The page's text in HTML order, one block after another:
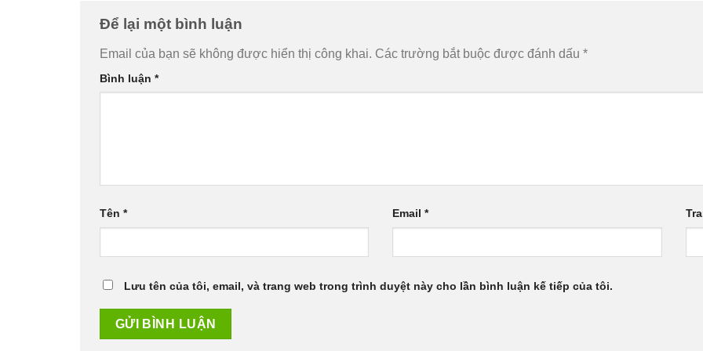
Để lại một bình luận
Email của bạn sẽ không được hiển thị công khai. Các trường bắt buộc được đánh dấu *
Bình luận *
Tên * Email*
Lưu tên của tôi, email, và trang web trong trình duyệt này cho lần bình luận kế tiếp của tôi.